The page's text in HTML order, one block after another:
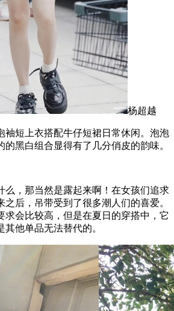
杨超越
短上衣搭配牛仔短裙日常休闲。泡泡
黑白组合显得有了几分俏皮的韵味。
，那当然是露起来啊！在女孩们追求
之后，吊带受到了很多潮人们的喜爱。
求会比较高，但是在夏日的穿搭中，它
他单品无法替代的。